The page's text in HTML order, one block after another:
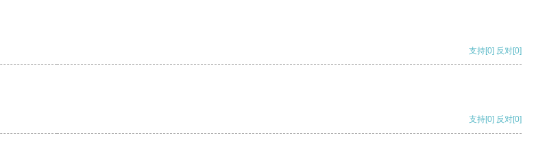
支持[0] 反对[0]
支持[0] 反对[0]